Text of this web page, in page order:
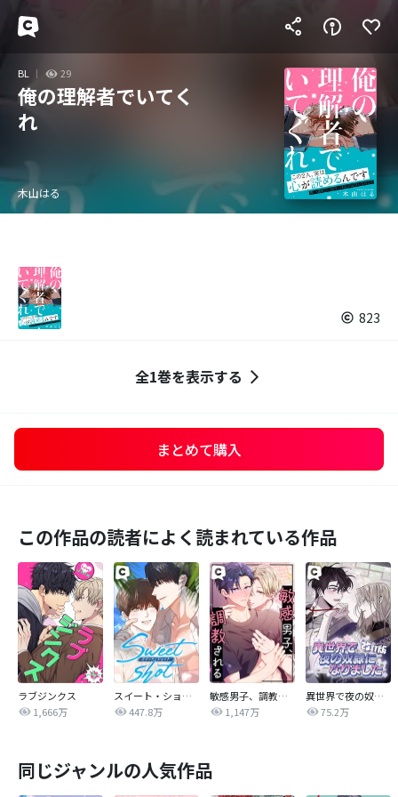
BL 29
俺の理解者でいてく
れ
木山はる
823
全1巻を表示する
まとめて購入
この作品の読者によく読まれている作品
ラブジンクス
1,666万
スイート・ショット
447.8万
敏感男子、調教される
1,147万
異世界で夜の奴隷になりました【改訂版】
75.2万
同じジャンルの人気作品